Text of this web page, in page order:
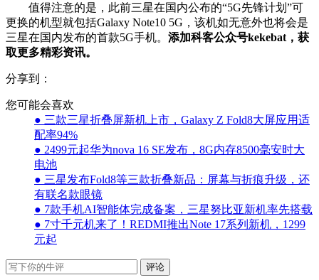
值得注意的是，此前三星在国内公布的“5G先锋计划”可
更换的机型就包括Galaxy Note10 5G，该机如无意外也将会是
三星在国内发布的首款5G手机。 添加科客公众号kekebat，获
取更多精彩资讯。
分享到：
您可能会喜欢
● 三款三星折叠屏新机上市，Galaxy Z Fold8大屏应用适
配率94%
● 2499元起华为nova 16 SE发布，8G内存8500毫安时大
电池
● 三星发布Fold8等三款折叠新品：屏幕与折痕升级，还
有联名款眼镜
● 7款手机AI智能体完成备案，三星努比亚新机率先搭载
● 7寸千元机来了！REDMI推出Note 17系列新机，1299
元起
评论